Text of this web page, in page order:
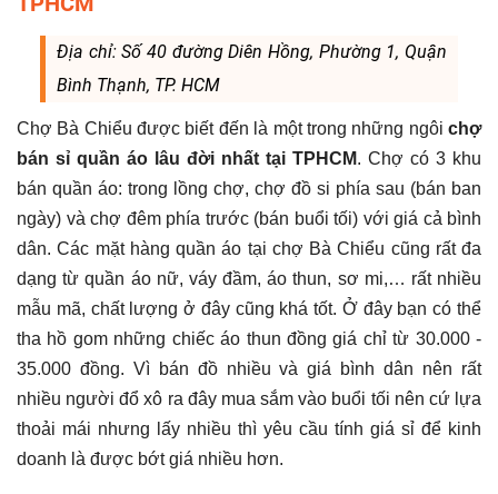
Địa chỉ: Số 40 đường Diên Hồng, Phường 1, Quận
Bình Thạnh, TP. HCM
Chợ Bà Chiểu được biết đến là một trong những ngôi chợ
bán sỉ quần áo lâu đời nhất tại TPHCM. Chợ có 3 khu
bán quần áo: trong lồng chợ, chợ đồ si phía sau (bán ban
ngày) và chợ đêm phía trước (bán buổi tối) với giá cả bình
dân. Các mặt hàng quần áo tại chợ Bà Chiểu cũng rất đa
dạng từ quần áo nữ, váy đầm, áo thun, sơ mi,… rất nhiều
mẫu mã, chất lượng ở đây cũng khá tốt. Ở đây bạn có thể
tha hồ gom những chiếc áo thun đồng giá chỉ từ 30.000 -
35.000 đồng. Vì bán đồ nhiều và giá bình dân nên rất
nhiều người đổ xô ra đây mua sắm vào buổi tối nên cứ lựa
thoải mái nhưng lấy nhiều thì yêu cầu tính giá sỉ để kinh
doanh là được bớt giá nhiều hơn.